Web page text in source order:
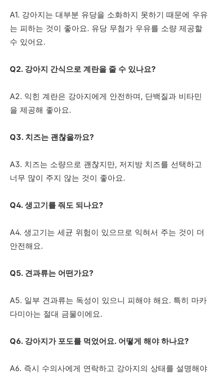
A1. 강아지는 대부분 유당을 소화하지 못하기 때문에 우유
는 피하는 것이 좋아요. 유당 무첨가 우유를 소량 제공할
수 있어요.
Q2. 강아지 간식으로 계란을 줄 수 있나요?
A2. 익힌 계란은 강아지에게 안전하며, 단백질과 비타민
을 제공해 좋아요.
Q3. 치즈는 괜찮을까요?
A3. 치즈는 소량으로 괜찮지만, 저지방 치즈를 선택하고
너무 많이 주지 않는 것이 좋아요.
Q4. 생고기를 줘도 되나요?
A4. 생고기는 세균 위험이 있으므로 익혀서 주는 것이 더
안전해요.
Q5. 견과류는 어떤가요?
A5. 일부 견과류는 독성이 있으니 피해야 해요. 특히 마카
다미아는 절대 금물이에요.
Q6. 강아지가 포도를 먹었어요. 어떻게 해야 하나요?
A6. 즉시 수의사에게 연락하고 강아지의 상태를 설명해야